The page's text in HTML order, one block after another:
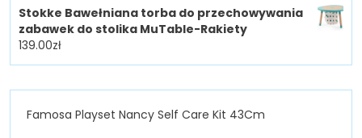
Stokke Bawełniana torba do przechowywania
zabawek do stolika MuTable-Rakiety
139.00zł
Famosa Playset Nancy Self Care Kit 43Cm